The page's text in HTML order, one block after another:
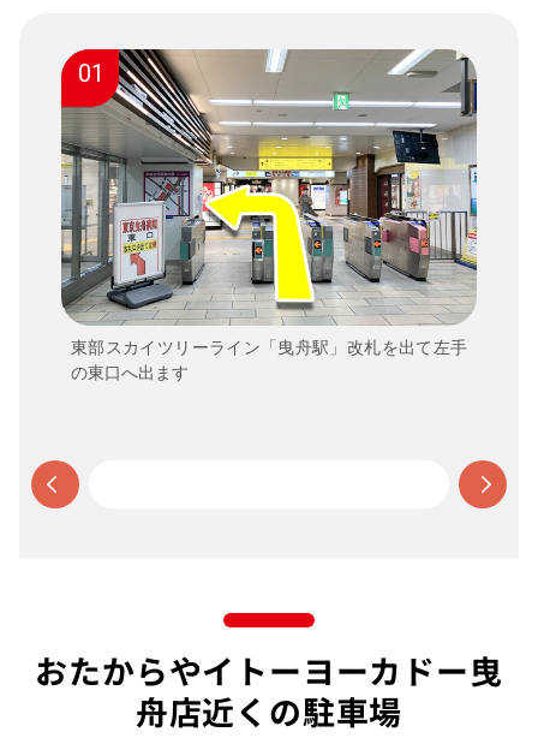
01
東部スカイツリーライン「曳舟駅」改札を出て左手
の東口へ出ます
おたからやイトーヨーカドー曳
舟店近くの駐車場